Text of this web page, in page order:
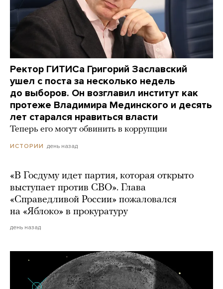
Ректор ГИТИСа Григорий Заславский
ушел с поста за несколько недель
до выборов. Он возглавил институт как
протеже Владимира Мединского и десять
лет старался нравиться власти
Теперь его могут обвинить в коррупции
ИСТОРИИ день назад
«В Госдуму идет партия, которая открыто
выступает против СВО». Глава
«Справедливой России» пожаловался
на «Яблоко» в прокуратуру
день назад